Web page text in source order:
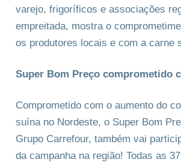
varejo, frigoríficos e associações
empreitada, mostra o
os produtores locais e com a carne
Super Bom Preço comprometido
Comprometido com o aumento do
suína no Nordeste, o Super Bom
Grupo Carrefour, também vai
da campanha na região! Todas as